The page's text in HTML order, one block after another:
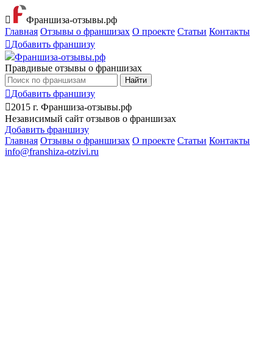
Франшиза-отзывы.рф
Главная Отзывы о франшизах О проекте Статьи Контакты
Добавить франшизу
Франшиза-отзывы.рф
Правдивые отзывы о франшизах
Найти
Добавить франшизу
2015 г. Франшиза-отзывы.рф
Независимый сайт отзывов о франшизах
Добавить франшизу
Главная Отзывы о франшизах О проекте Статьи Контакты
info@franshiza-otzivi.ru